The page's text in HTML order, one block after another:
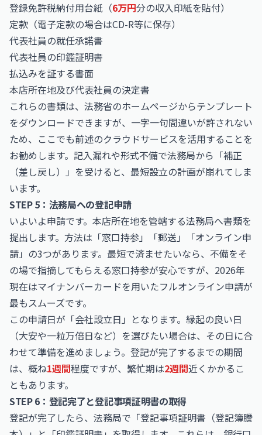
登録免許税納付用台紙（6万円分の収入印紙を貼付）
定款（電子定款の場合はCD-R等に保存）
代表社員の就任承諾書
代表社員の印鑑証明書
払込みを証する書面
本店所在地及び代表社員の決定書
これらの書類は、法務省のホームページからテンプレート
をダウンロードできますが、一字一句間違いが許されない
ため、ここでも前述のクラウドサービスを活用することを
お勧めします。記入漏れや形式不備で法務局から「補正
（差し戻し）」を受けると、最短設立の計画が崩れてしま
います。
STEP 5：法務局への登記申請
いよいよ申請です。本店所在地を管轄する法務局へ書類を
提出します。方法は「窓口持参」「郵送」「オンライン申
請」の3つがあります。最短で済ませたいなら、不備をそ
の場で指摘してもらえる窓口持参が安心ですが、2026年
現在はマイナンバーカードを用いたフルオンライン申請が
最もスムーズです。
この申請日が「会社設立日」となります。縁起の良い日
（大安や一粒万倍日など）を選びたい場合は、その日に合
わせて準備を進めましょう。登記が完了するまでの期間
は、概ね1週間程度ですが、繁忙期は2週間近くかかるこ
ともあります。
STEP 6：登記完了と登記事項証明書の取得
登記が完了したら、法務局で「登記事項証明書（登記簿謄